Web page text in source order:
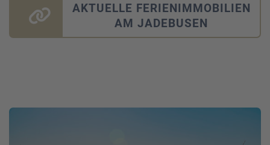
AKTUELLE FERIENIMMOBILIEN
AM JADEBUSEN